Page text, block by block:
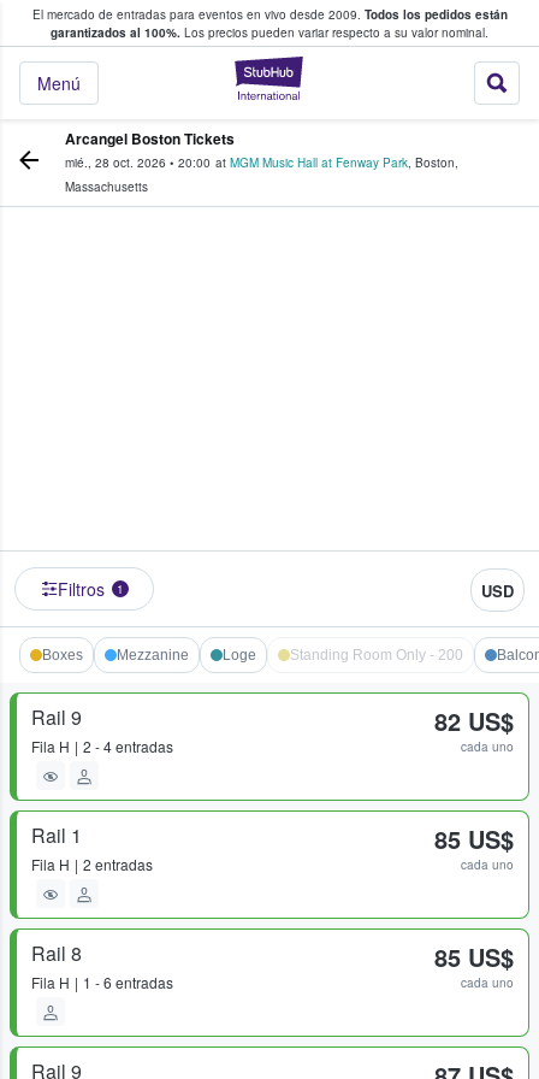
El mercado de entradas para eventos en vivo desde 2009. Todos los pedidos están
garantizados al 100%. Los precios pueden variar respecto a su valor nominal.
StubHub:
Menú
y venta de entradas entre fans
Arcangel Boston Tickets
mié., 28 oct. 2026 • 20:00 at MGM Music Hall at Fenway Park, Boston,
Massachusetts
Filtros 1 USD
Boxes Mezzanine Loge Standing Room Only - 200
Rail 9
Fila H 2 - 4 entradas
82 US$
cada uno
Rail 1
Fila H 2 entradas
85 US$
cada uno
Rail 8
Fila H 1 - 6 entradas
85 US$
cada uno
Rail 9